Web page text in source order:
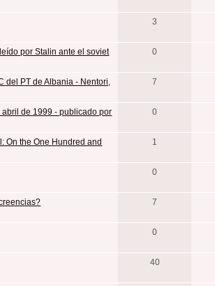
3
por Stalin ante el soviet
0
del PT de Albania - Nentori,
7
de 1999 - publicado por
0
On the One Hundred and
1
0
7
0
40